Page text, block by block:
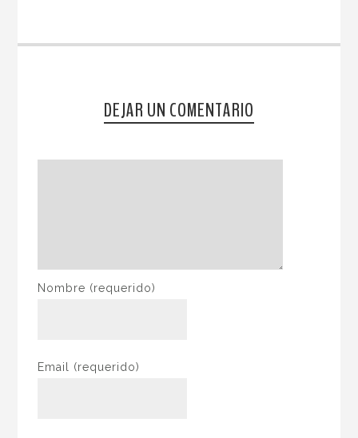
DEJAR UN COMENTARIO
Nombre (requerido)
Email (requerido)